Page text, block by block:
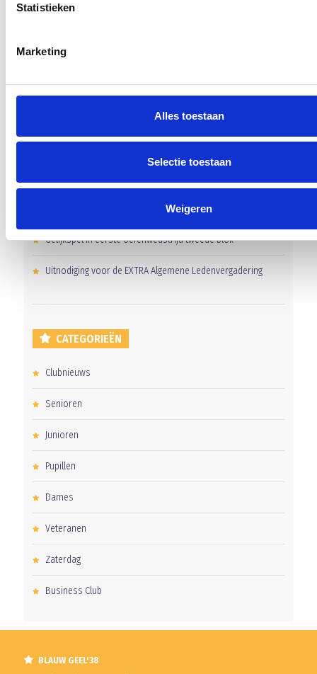
Statistieken
Marketing
Alles toestaan
Selectie toestaan
Weigeren
Gelijkspel in eerste oefenwedstrijd tweede blok
Uitnodiging voor de EXTRA Algemene Ledenvergadering
CATEGORIEËN
Clubnieuws
Senioren
Junioren
Pupillen
Dames
Veteranen
Zaterdag
Business Club
BLAUW GEEL'38